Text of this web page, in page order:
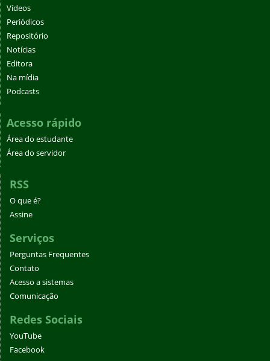
Vídeos
Periódicos
Repositório
Notícias
Editora
Na mídia
Podcasts
Acesso rápido
Área do estudante
Área do servidor
RSS
O que é?
Assine
Serviços
Perguntas Frequentes
Contato
Acesso a sistemas
Comunicação
Redes Sociais
YouTube
Facebook